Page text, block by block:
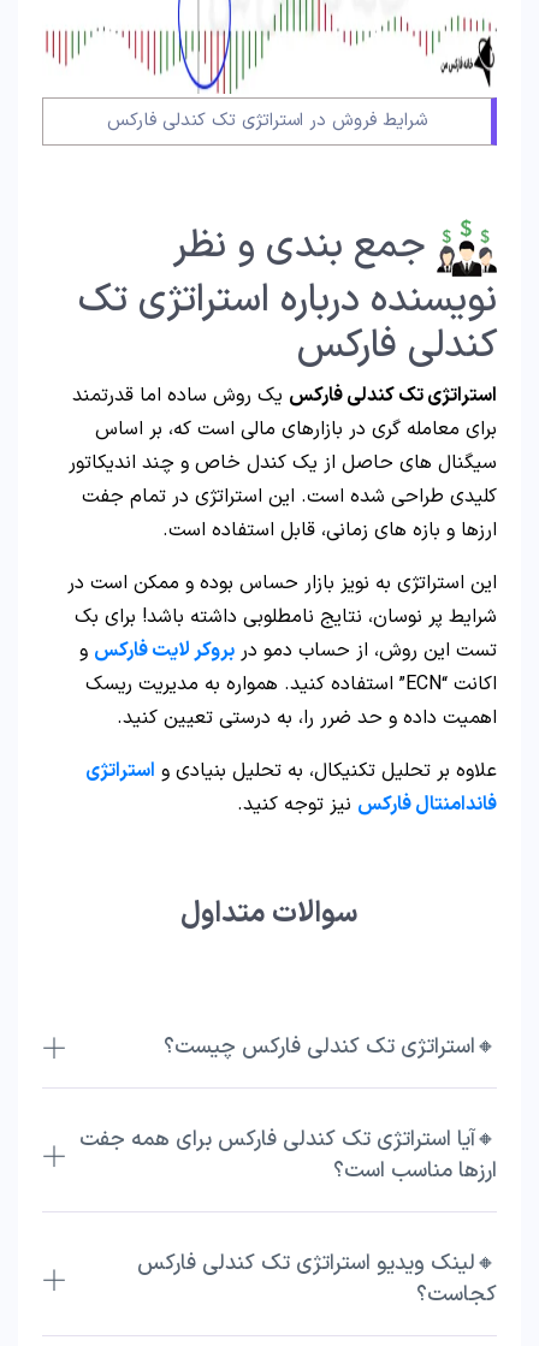
شرایط فروش در استراتژی تک کندلی فارکس
جمع بندی و نظر
نویسنده درباره استراتژی تک
کندلی فارکس
استراتژی تک کندلی فارکس یک روش ساده اما قدرتمند
برای معامله‌ گری در بازارهای مالی است که، بر اساس
سیگنال‌ های حاصل از یک کندل خاص و چند اندیکاتور
کلیدی طراحی شده است. این استراتژی در تمام جفت‌
ارزها و بازه‌ های زمانی، قابل استفاده است.
این استراتژی به نویز بازار حساس بوده و ممکن است در
شرایط پر نوسان، نتایج نامطلوبی داشته باشد! برای بک
تست این روش، از حساب دمو در بروکر لایت فارکس و
اکانت “ECN” استفاده کنید. همواره به مدیریت ریسک
اهمیت داده و حد ضرر را، به درستی تعیین کنید.
علاوه بر تحلیل تکنیکال، به تحلیل بنیادی و استراتژی
فاندامنتال فارکس نیز توجه کنید.
سوالات متداول
🔸استراتژی تک کندلی فارکس چیست؟
🔸آیا استراتژی تک کندلی فارکس برای همه جفت
ارزها مناسب است؟
🔸لینک ویدیو استراتژی تک کندلی فارکس
کجاست؟